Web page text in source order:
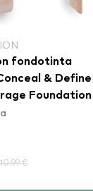
fondotinta
& Define
Foundation
10.99 €